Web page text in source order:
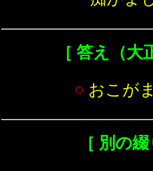
［ 答え（大
○ おこが
［ 別の綴